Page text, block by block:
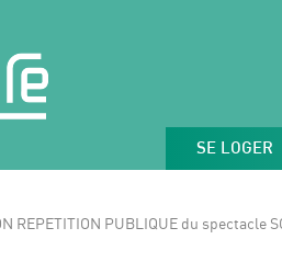
SE LOGER
REPETITION PUBLIQUE du spectacle